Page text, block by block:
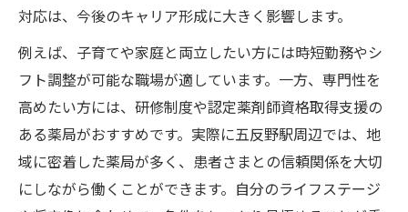
対応は、今後のキャリア形成に大きく影響します。
例えば、子育てや家庭と両立したい方には時短勤務やシ
フト調整が可能な職場が適しています。一方、専門性を
高めたい方には、研修制度や認定薬剤師資格取得支援の
ある薬局がおすすめです。実際に五反野駅周辺では、地
域に密着した薬局が多く、患者さまとの信頼関係を大切
にしながら働くことができます。自分のライフステージ